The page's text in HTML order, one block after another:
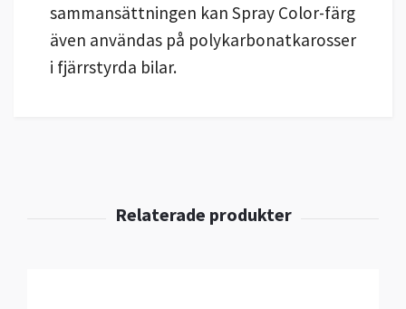
sammansättningen kan Spray Color-färg
även användas på polykarbonatkarosser
i fjärrstyrda bilar.